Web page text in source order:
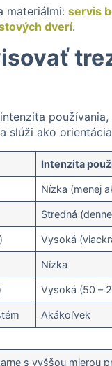
materiálmi: servis
dverí.
slúži ako
Intenzita
Nízka (menej
Stredná
Vysoká
Nízka
Vysoká (50 –
Akákoľvek
s vyššou mierou